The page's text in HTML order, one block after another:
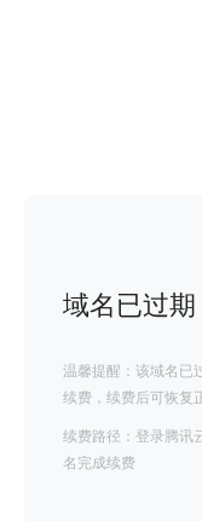
域名已过
温馨提醒：该域名已
续费，续费后可恢复
续费路径：登录腾讯
名完成续费